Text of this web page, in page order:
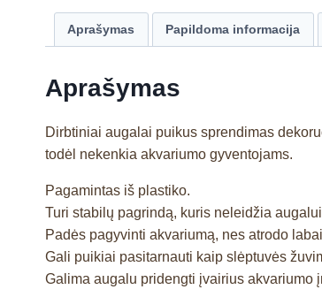
Aprašymas Papildoma informacija
Aprašymas
Dirbtiniai augalai puikus sprendimas
todėl nekenkia akvariumo gyventojams.
Pagamintas iš plastiko.
Turi stabilų pagrindą, kuris neleidžia
Padės pagyvinti akvariumą, nes atrodo
Gali puikiai pasitarnauti kaip slėptuvės
Galima augalu pridengti įvairius akvariumo